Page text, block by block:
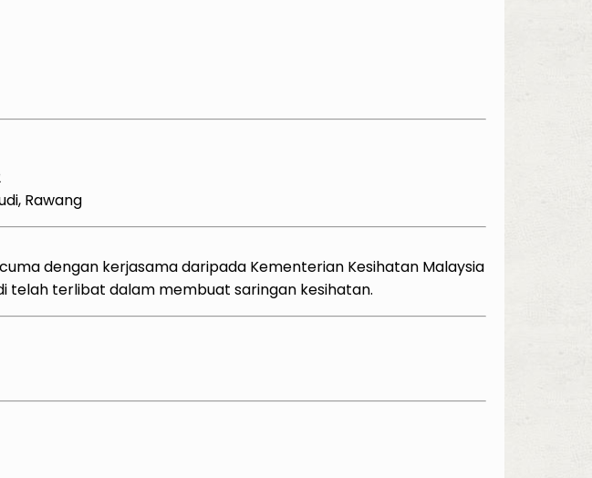
Rawang
dengan kerjasama daripada Kementerian Kesihatan Malaysia
telah terlibat dalam membuat saringan kesihatan.